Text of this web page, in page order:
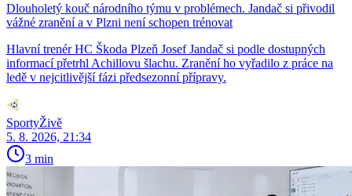
Dlouholetý kouč národního týmu v problémech. Jandač si přivodil
vážné zranění a v Plzni není schopen trénovat
Hlavní trenér HC Škoda Plzeň Josef Jandač si podle dostupných
informací přetrhl Achillovu šlachu. Zranění ho vyřadilo z práce na
ledě v nejcitlivější fázi předsezonní přípravy.
SportyŽivě
5. 8. 2026, 21:34
3 min